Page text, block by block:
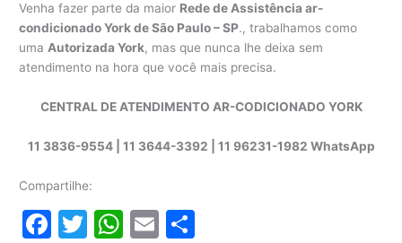
Venha fazer parte da maior Rede de Assistência ar-
condicionado York de São Paulo – SP., trabalhamos como
umaAutorizada York, mas que nunca lhe deixa sem
atendimento na hora que você mais precisa.
CENTRAL DE ATENDIMENTO AR-CODICIONADO YORK
11 3836-9554 | 11 3644-3392 | 11 96231-1982 WhatsApp
Compartilhe:
F
T
W E